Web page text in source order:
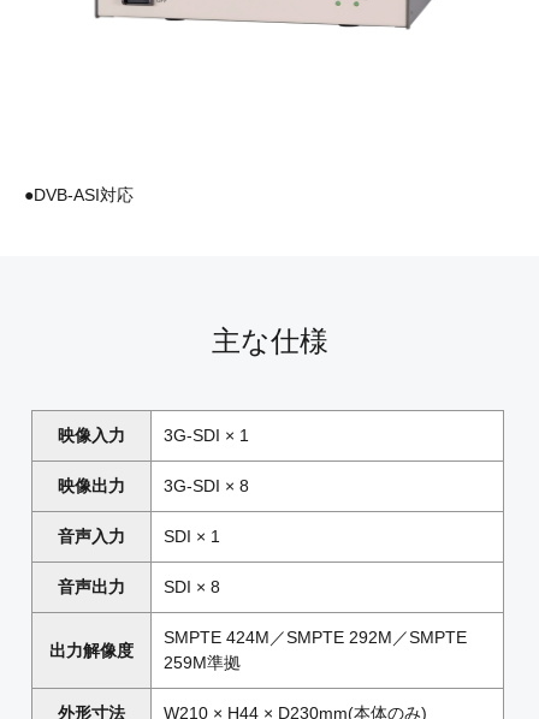
●DVB-ASI対応
主な仕様
映像入力 3G-SDI × 1
映像出力 3G-SDI × 8
音声入力 SDI × 1
音声出力 SDI × 8
出力解像度
SMPTE 424M／SMPTE 292M／SMPTE
259M準拠
外形寸法 W210 × H44 × D230mm(本体のみ)